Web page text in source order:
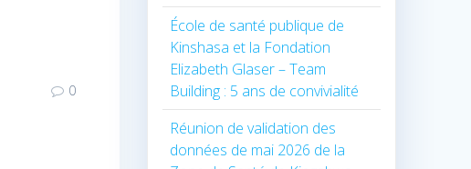
0
École de santé publique de
Kinshasa et la Fondation
Elizabeth Glaser – Team
Building : 5 ans de convivialité
Réunion de validation des
données de mai 2026 de la